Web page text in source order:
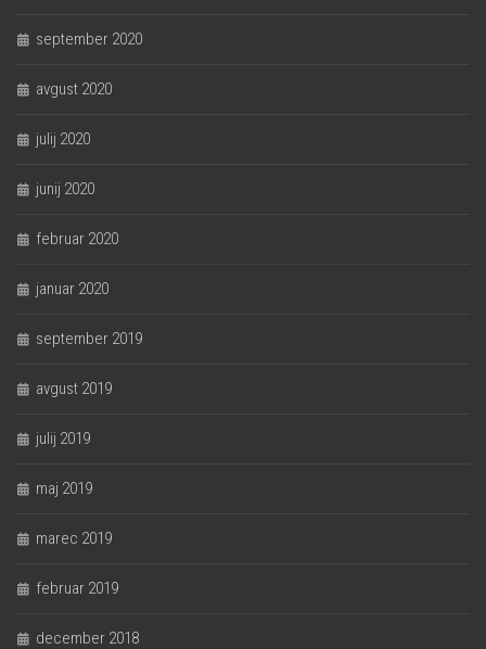
september 2020
avgust 2020
julij 2020
junij 2020
februar 2020
januar 2020
september 2019
avgust 2019
julij 2019
maj 2019
marec 2019
februar 2019
december 2018